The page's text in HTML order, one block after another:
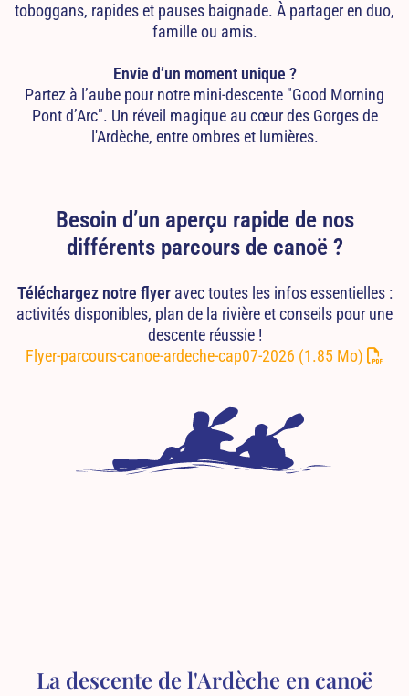
toboggans, rapides et pauses baignade. À partager en duo,
famille ou amis.
Envie d’un moment unique ?
Partez à l’aube pour notre mini-descente "Good Morning
Pont d’Arc". Un réveil magique au cœur des Gorges de
l'Ardèche, entre ombres et lumières.
Besoin d’un aperçu rapide de nos
différents parcours de canoë ?
Téléchargez notre flyeravec toutes les infos essentielles :
activités disponibles, plan de la rivière et conseils pour une
descente réussie !
Flyer-parcours-canoe-ardeche-cap07-2026 (1.85 Mo)
La descente de l'Ardèche en canoë